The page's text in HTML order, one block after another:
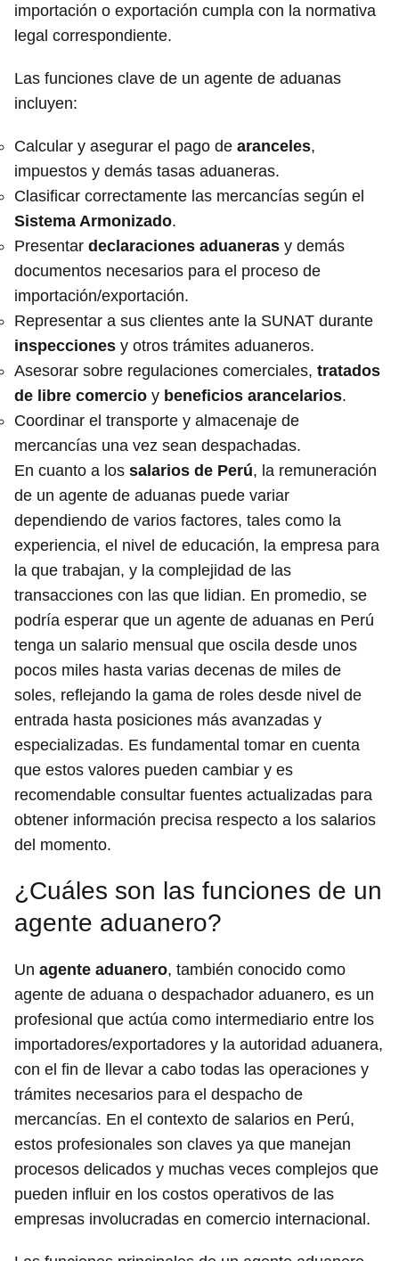
importación o exportación cumpla con la normativa
legal correspondiente.
Las funciones clave de un agente de aduanas
incluyen:
Calcular y asegurar el pago de aranceles,
impuestos y demás tasas aduaneras.
Clasificar correctamente las mercancías según el
Sistema Armonizado.
Presentar declaraciones aduaneras y demás
documentos necesarios para el proceso de
importación/exportación.
Representar a sus clientes ante la SUNAT durante
inspecciones y otros trámites aduaneros.
Asesorar sobre regulaciones comerciales, tratados
de libre comercio y beneficios arancelarios.
Coordinar el transporte y almacenaje de
mercancías una vez sean despachadas.
En cuanto a los salarios de Perú, la remuneración
de un agente de aduanas puede variar
dependiendo de varios factores, tales como la
experiencia, el nivel de educación, la empresa para
la que trabajan, y la complejidad de las
transacciones con las que lidian. En promedio, se
podría esperar que un agente de aduanas en Perú
tenga un salario mensual que oscila desde unos
pocos miles hasta varias decenas de miles de
soles, reflejando la gama de roles desde nivel de
entrada hasta posiciones más avanzadas y
especializadas. Es fundamental tomar en cuenta
que estos valores pueden cambiar y es
recomendable consultar fuentes actualizadas para
obtener información precisa respecto a los salarios
del momento.
¿Cuáles son las funciones de un
agente aduanero?
Un agente aduanero, también conocido como
agente de aduana o despachador aduanero, es un
profesional que actúa como intermediario entre los
importadores/exportadores y la autoridad aduanera,
con el fin de llevar a cabo todas las operaciones y
trámites necesarios para el despacho de
mercancías. En el contexto de salarios en Perú,
estos profesionales son claves ya que manejan
procesos delicados y muchas veces complejos que
pueden influir en los costos operativos de las
empresas involucradas en comercio internacional.